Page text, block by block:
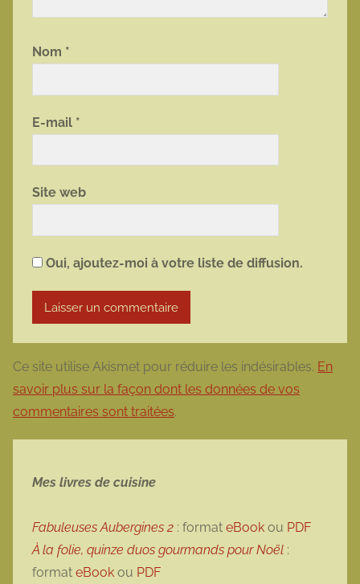
Nom *
E-mail *
Site web
Oui, ajoutez-moi à votre liste de diffusion.
Ce site utilise Akismet pour réduire les indésirables. En
savoir plus sur la façon dont les données de vos
commentaires sont traitées.
Mes livres de cuisine
Fabuleuses Aubergines 2 : format eBook ou PDF
À la folie, quinze duos gourmands pour Noël :
format eBook ou PDF